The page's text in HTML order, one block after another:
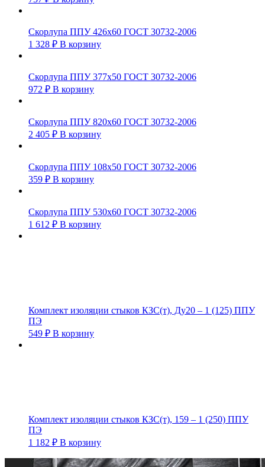
Скорлупа ППУ 426х60 ГОСТ 30732-2006
1 328 ₽ В корзину
Скорлупа ППУ 377х50 ГОСТ 30732-2006
972 ₽ В корзину
Скорлупа ППУ 820х60 ГОСТ 30732-2006
2 405 ₽ В корзину
Скорлупа ППУ 108х50 ГОСТ 30732-2006
359 ₽ В корзину
Скорлупа ППУ 530х60 ГОСТ 30732-2006
1 612 ₽ В корзину
Комплект изоляции стыков КЗС(т), Ду20 – 1 (125) ППУ
ПЭ
549 ₽ В корзину
Комплект изоляции стыков КЗС(т), 159 – 1 (250) ППУ
ПЭ
1 182 ₽ В корзину